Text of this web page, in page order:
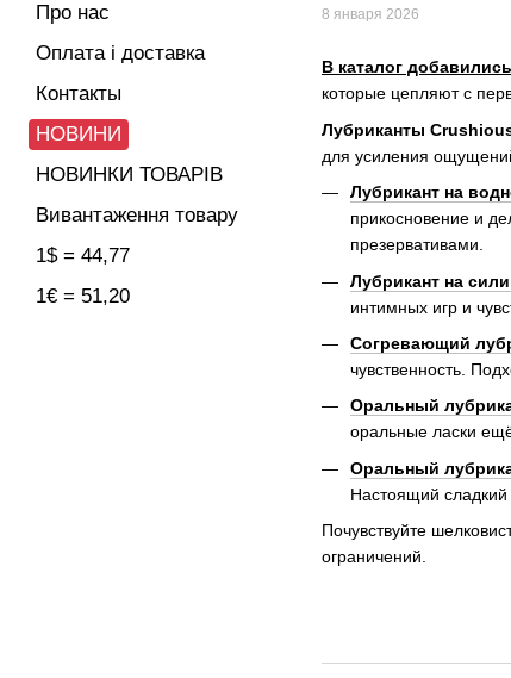
8 января 2026
В каталог
которые цепляют с
Лубриканты
для усиления
Лубрикант на
прикосновение и
презервативами.
Лубрикант на
интимных игр и
Согревающий
чувственность.
Оральный
оральные ласки
Оральный
Настоящий сладкий
Почувствуйте
ограничений.
Про нас
Оплата і доставка
Контакты
НОВИНИ
НОВИНКИ ТОВАРІВ
Вивантаження товару
1$ = 44,77
1€ = 51,20